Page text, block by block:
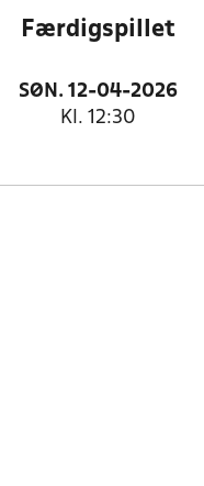
Færdigspillet
SØN. 12-04-2026
Kl. 12:30